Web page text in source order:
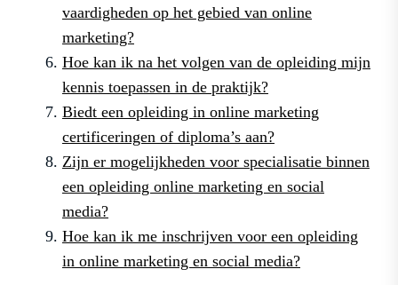
vaardigheden op het gebied van online
marketing?
Hoe kan ik na het volgen van de opleiding mijn
kennis toepassen in de praktijk?
Biedt een opleiding in online marketing
certificeringen of diploma’s aan?
Zijn er mogelijkheden voor specialisatie binnen
een opleiding online marketing en social
media?
Hoe kan ik me inschrijven voor een opleiding
in online marketing en social media?